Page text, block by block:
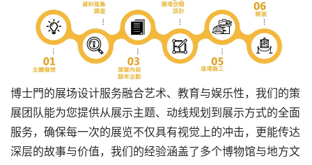
博士門的展场设计服务融合艺术、教育与娱乐性，我们的策
展团队能为您提供从展示主题、动线规划到展示方式的全面
服务，确保每一次的展览不仅具有视觉上的冲击，更能传达
深层的故事与价值，我们的经验涵盖了多个博物馆与地方文